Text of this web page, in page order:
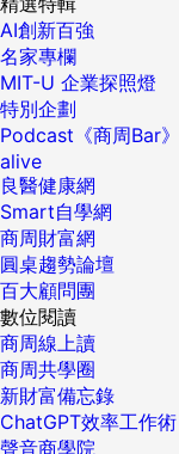
AI創新百強
名家專欄
MIT-U 企業探照燈
特別企劃
Podcast《商周Bar》
alive
良醫健康網
Smart自學網
商周財富網
圓桌趨勢論壇
百大顧問團
數位閱讀
商周線上讀
商周共學圈
新財富備忘錄
ChatGPT效率工作術
聲音商學院